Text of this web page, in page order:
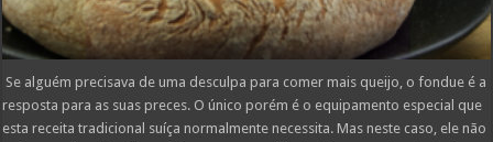
Se alguém precisava de uma desculpa para comer mais queijo, o fondue é a
resposta para as suas preces. O único porém é o equipamento especial que
esta receita tradicional suíça normalmente necessita. Mas neste caso, ele não